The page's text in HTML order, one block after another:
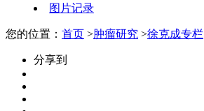
图片记录
您的位置： 首页 >肿瘤研究 >徐克成专栏
分享到